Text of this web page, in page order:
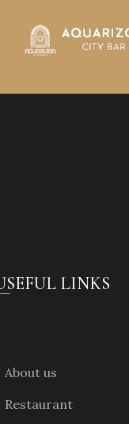
LINKS
About us
Restaurant